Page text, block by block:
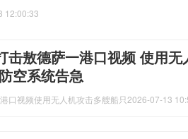
12:00:33
击敖德萨一港口视频 使用无
空系统告急
口视频使用无人机攻击多艘船只2026-07-13